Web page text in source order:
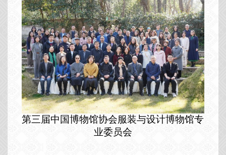
第三届中国博物馆协会服装与设计博物馆专
业委员会